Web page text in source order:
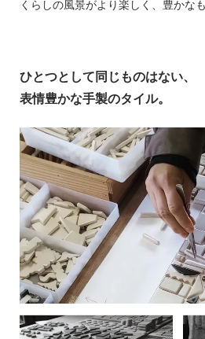
くらしの風景がより楽しく、豊かな
ひとつとして同じものはない、
表情豊かな手製のタイル。